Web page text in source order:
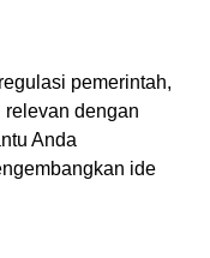
pemerintah,
relevan dengan
Anda
ide